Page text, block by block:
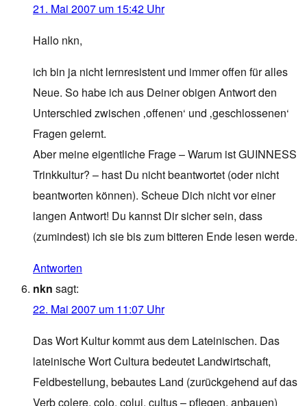
21. Mai 2007 um 15:42 Uhr
Hallo nkn,
ich bin ja nicht lernresistent und immer offen für alles
Neue. So habe ich aus Deiner obigen Antwort den
Unterschied zwischen ‚offenen‘ und ‚geschlossenen‘
Fragen gelernt.
Aber meine eigentliche Frage – Warum ist GUINNESS
Trinkkultur? – hast Du nicht beantwortet (oder nicht
beantworten können). Scheue Dich nicht vor einer
langen Antwort! Du kannst Dir sicher sein, dass
(zumindest) ich sie bis zum bitteren Ende lesen werde.
Antworten
nkn sagt:
22. Mai 2007 um 11:07 Uhr
Das Wort Kultur kommt aus dem Lateinischen. Das
lateinische Wort Cultura bedeutet Landwirtschaft,
Feldbestellung, bebautes Land (zurückgehend auf das
Verb colere, colo, colui, cultus – pflegen, anbauen)